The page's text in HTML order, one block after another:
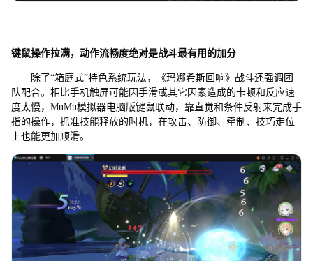
键鼠操作拉满，动作流畅度绝对是战斗最有用的加分
除了“箱庭式”特色系统玩法，《玛娜希斯回响》战斗还强调团
队配合。相比手机触屏可能因手滑或其它因素造成的卡顿和反应速
度太慢，MuMu模拟器电脑版键鼠联动，靠直觉和条件反射来完成手
指的操作，抓准技能释放的时机，在攻击、防御、牵制、技巧走位
上也能更加顺滑。